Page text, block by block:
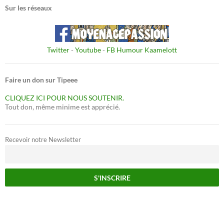
Sur les réseaux
Twitter- Youtube- FB Humour Kaamelott
Faire un don sur Tipeee
CLIQUEZ ICI POUR NOUS SOUTENIR.
Tout don, même minime est apprécié.
Recevoir notre Newsletter